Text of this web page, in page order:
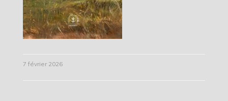
7 février 2026